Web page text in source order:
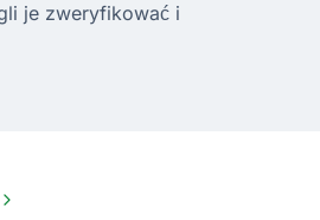
je zweryfikować i